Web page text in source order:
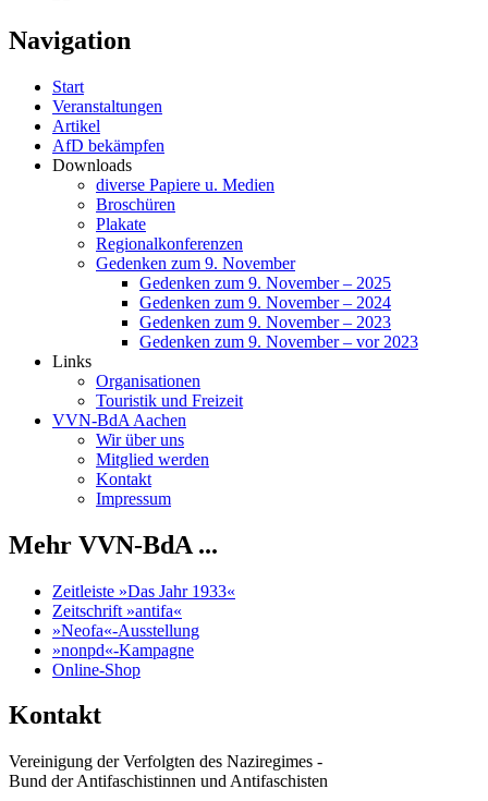
Navigation
Start
Veranstaltungen
Artikel
AfD bekämpfen
Downloads
diverse Papiere u. Medien
Broschüren
Plakate
Regionalkonferenzen
Gedenken zum 9. November
Gedenken zum 9. November – 2025
Gedenken zum 9. November – 2024
Gedenken zum 9. November – 2023
Gedenken zum 9. November – vor 2023
Links
Organisationen
Touristik und Freizeit
VVN-BdA Aachen
Wir über uns
Mitglied werden
Kontakt
Impressum
Mehr VVN-BdA ...
Zeitleiste »Das Jahr 1933«
Zeitschrift »antifa«
»Neofa«-Ausstellung
»nonpd«-Kampagne
Online-Shop
Kontakt
Vereinigung der Verfolgten des Naziregimes -
Bund der Antifaschistinnen und Antifaschisten